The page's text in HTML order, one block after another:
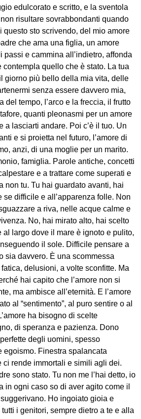
edulcorato e scritto, e la sventola
risultare sovrabbondanti quando
questo sto scrivendo, del mio amore
che ama una figlia, un amore
passi e cammina all’indietro, affonda
contempla quello che è stato. La tua
giorno più bello della mia vita, delle
senza essere davvero mia,
del tempo, l’arco e la freccia, il frutto
quanti pleonasmi per un amore
a lasciarti andare. Poi c’è il tuo. Un
e si proietta nel futuro, l’amore di
anzi, di una moglie per un marito.
famiglia. Parole antiche, concetti
e a trattare come superati e
non tu. Tu hai guardato avanti, hai
se difficile e all’apparenza folle. Non
a riva, nelle acque calme e
No, hai mirato alto, hai scelto
al largo dove il mare è ignoto e pulito,
il sole. Difficile pensare a
sia davvero. È una scommessa
delusioni, a volte sconfitte. Ma
hai capito che l’amore non si
ma ambisce all’eternità. E l’amore
al “sentimento”, al puro sentire o al
ha bisogno di scelte
di speranza e pazienza. Dono
degli uomini, spesso
egoismo. Finestra spalancata
ci rende immortali e simili agli dei.
sono stato. Tu non me l’hai detto, io
in ogni caso so di aver agito come il
Ho ingoiato gioia e
i genitori, sempre dietro a te e alla